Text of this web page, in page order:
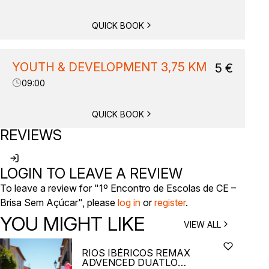
QUICK BOOK
YOUTH & DEVELOPMENT 3,75 KM
09:00
5 €
QUICK BOOK
REVIEWS
LOGIN TO LEAVE A REVIEW
To leave a review for "1º Encontro de Escolas de CE –
Brisa Sem Açúcar", please log in orregister.
YOU MIGHT LIKE VIEW ALL
RIOS IBÉRICOS REMAX
ADVENCED DUATLO